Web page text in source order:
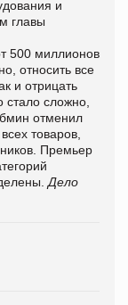
и
главы
500 миллионов
относить все
и отрицать
стало сложно,
отменил
товаров,
Премьер
Дело